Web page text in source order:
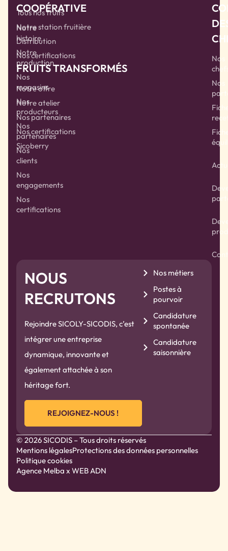
COOPÉRATIVE
Notre
histoire
Notre
production
Nos
magasins
Nos
producteurs
Nos
partenaires
Nos
clients
Nos
engagements
Nos
certifications
Tous nos fruits
Notre station fruitière
Distribution
Nos certifications
FRUITS TRANSFORMÉS
Notre offre
Notre atelier
Nos partenaires
Nos certifications
Sicoberry
Nos
Nos
NOUS
RECRUTONS
Rejoindre SICOLY-SICODIS, c’est
intégrer une entreprise
dynamique, innovante et
également attachée à son
héritage fort.
REJOIGNEZ-NOUS !
Nos métiers
Postes à
pourvoir
Candidature
spontanée
Candidature
saisonnière
© 2026 SICODIS – Tous droits réservés
Mentions légalesProtections des données personnelles
Politique cookies
Agence Melba x WEB ADN